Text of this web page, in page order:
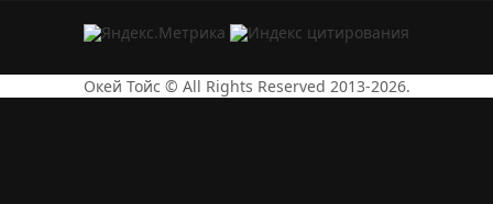
Окей Тойс © All Rights Reserved 2013-2026.